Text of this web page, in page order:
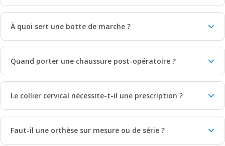
À quoi sert une botte de marche ?
Quand porter une chaussure post-opératoire ?
Le collier cervical nécessite-t-il une prescription ?
Faut-il une orthèse sur mesure ou de série ?